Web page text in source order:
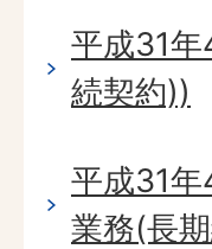
平成31
続契約))
平成31
業務(長